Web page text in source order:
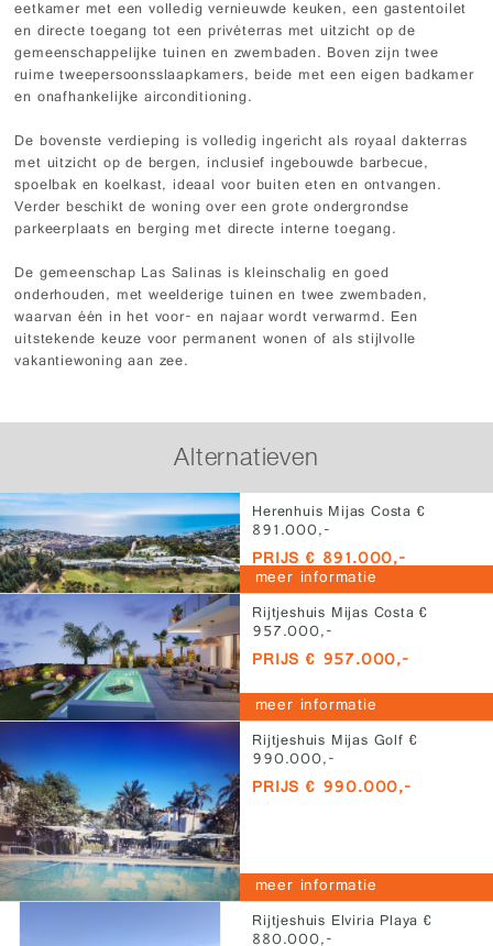
eetkamer met een volledig vernieuwde keuken, een gastentoilet
en directe toegang tot een privéterras met uitzicht op de
gemeenschappelijke tuinen en zwembaden. Boven zijn twee
ruime tweepersoonsslaapkamers, beide met een eigen badkamer
en onafhankelijke airconditioning.
De bovenste verdieping is volledig ingericht als royaal dakterras
met uitzicht op de bergen, inclusief ingebouwde barbecue,
spoelbak en koelkast, ideaal voor buiten eten en ontvangen.
Verder beschikt de woning over een grote ondergrondse
parkeerplaats en berging met directe interne toegang.
De gemeenschap Las Salinas is kleinschalig en goed
onderhouden, met weelderige tuinen en twee zwembaden,
waarvan één in het voor- en najaar wordt verwarmd. Een
uitstekende keuze voor permanent wonen of als stijlvolle
vakantiewoning aan zee.
Alternatieven
Herenhuis Mijas Costa €
891.000,-
PRIJS € 891.000,-
meer informatie
Rijtjeshuis Mijas Costa €
957.000,-
PRIJS € 957.000,-
meer informatie
Rijtjeshuis Mijas Golf €
990.000,-
PRIJS € 990.000,-
meer informatie
Rijtjeshuis Elviria Playa €